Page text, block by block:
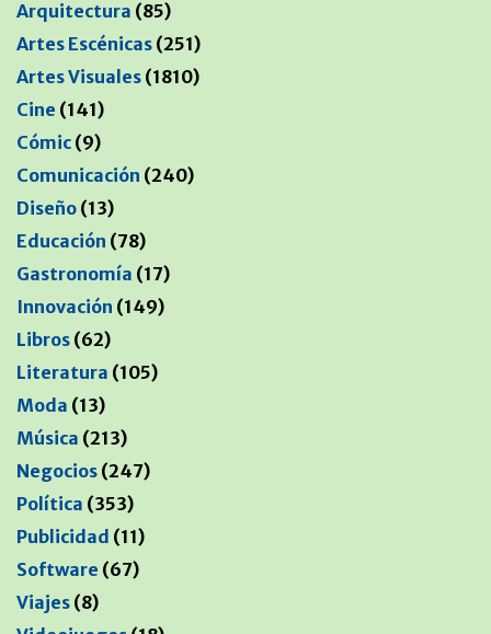
Arquitectura (85)
Artes Escénicas (251)
Artes Visuales (1810)
Cine (141)
Cómic (9)
Comunicación (240)
Diseño (13)
Educación (78)
Gastronomía (17)
Innovación (149)
Libros (62)
Literatura (105)
Moda (13)
Música (213)
Negocios (247)
Política (353)
Publicidad (11)
Software (67)
Viajes (8)